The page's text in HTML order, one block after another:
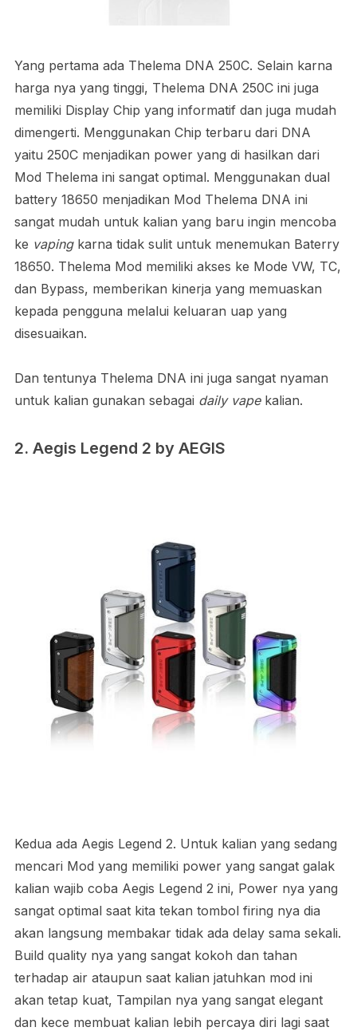
Yang pertama ada Thelema DNA 250C. Selain karna
harga nya yang tinggi, Thelema DNA 250C ini juga
memiliki Display Chip yang informatif dan juga mudah
dimengerti. Menggunakan Chip terbaru dari DNA
yaitu 250C menjadikan power yang di hasilkan dari
Mod Thelema ini sangat optimal. Menggunakan dual
battery 18650 menjadikan Mod Thelema DNA ini
sangat mudah untuk kalian yang baru ingin mencoba
ke vaping karna tidak sulit untuk menemukan Baterry
18650. Thelema Mod memiliki akses ke Mode VW, TC,
dan Bypass, memberikan kinerja yang memuaskan
kepada pengguna melalui keluaran uap yang
disesuaikan.
Dan tentunya Thelema DNA ini juga sangat nyaman
untuk kalian gunakan sebagai daily vape kalian.
2. Aegis Legend 2 by AEGIS
Kedua ada Aegis Legend 2. Untuk kalian yang sedang
mencari Mod yang memiliki power yang sangat galak
kalian wajib coba Aegis Legend 2 ini, Power nya yang
sangat optimal saat kita tekan tombol firing nya dia
akan langsung membakar tidak ada delay sama sekali.
Build quality nya yang sangat kokoh dan tahan
terhadap air ataupun saat kalian jatuhkan mod ini
akan tetap kuat, Tampilan nya yang sangat elegant
dan kece membuat kalian lebih percaya diri lagi saat